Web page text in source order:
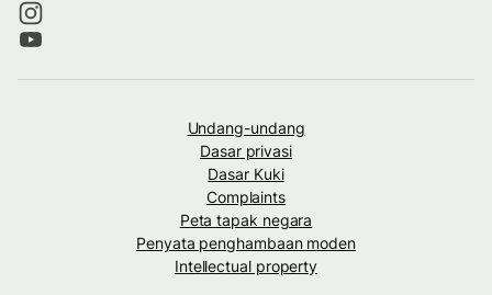
Undang-undang
Dasar privasi
Dasar Kuki
Complaints
Peta tapak negara
Penyata penghambaan moden
Intellectual property